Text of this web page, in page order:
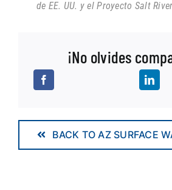
de EE. UU. y el Proyecto Salt River
¡No olvides
BACK TO AZ SURFACE